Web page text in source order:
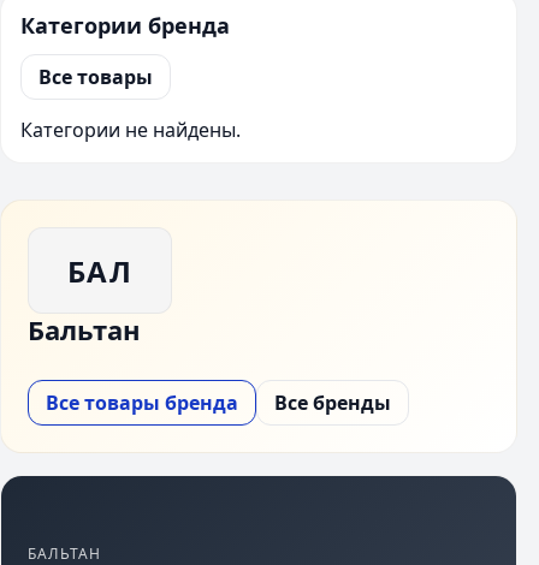
Категории бренда
Все товары
Категории не найдены.
БАЛ
Бальтан
Все товары бренда Все бренды
БАЛЬТАН